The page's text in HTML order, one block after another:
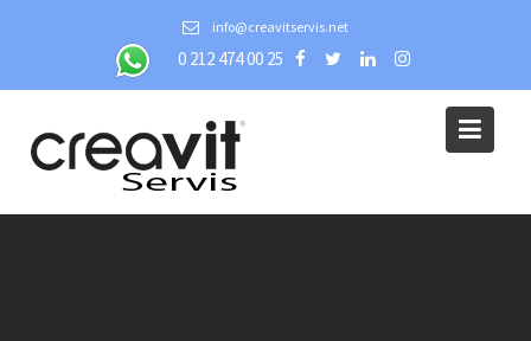
info@creavitservis.net
0 212 474 00 25